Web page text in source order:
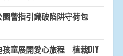
警指引識破陷阱守荷包
孩童展開愛心旅程 植栽DIY